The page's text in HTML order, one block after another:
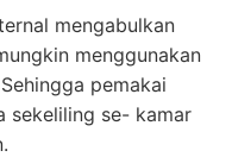
mengabulkan
menggunakan
pemakai
sekeliling se- kamar